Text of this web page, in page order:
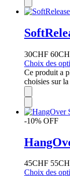
30CHF 60
Choix des
Ce produit a
choisies sur
-10% OFF
45CHF 55
Choix des